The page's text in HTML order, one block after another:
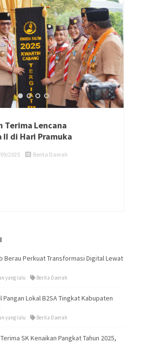
Terima Lencana
II di Hari Pramuka
2025 Berita Daerah
Berau Perkuat Transformasi Digital Lewat
yang lalu Berita Daerah
Pangan Lokal B2SA Tingkat Kabupaten
yang lalu Berita Daerah
SK Kenaikan Pangkat Tahun 2025,